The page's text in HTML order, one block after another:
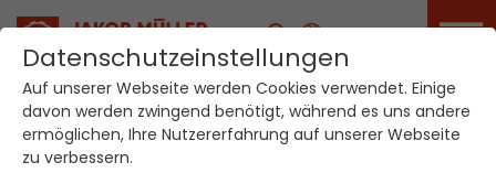
Karriere
Ihre Welt. Unsere
Technologien.
Datenschutzeinstellungen
Auf unserer Webseite werden Cookies verwendet. Einige
davon werden zwingend benötigt, während es uns andere
ermöglichen, Ihre Nutzererfahrung auf unserer Webseite
zu verbessern.